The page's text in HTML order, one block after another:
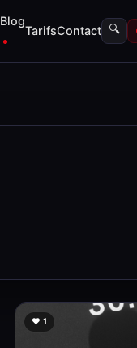
Blog
TarifsContact 🔍
❤️ 1